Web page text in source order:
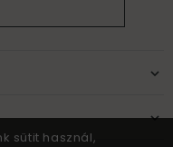
sütit használ,